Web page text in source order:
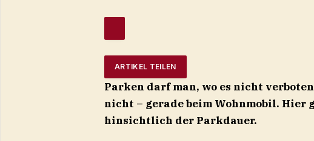
ARTIKEL TEILEN
Parken darf man, wo es nicht
nicht – gerade beim Wohnmobil. Hier
hinsichtlich der Parkdauer.